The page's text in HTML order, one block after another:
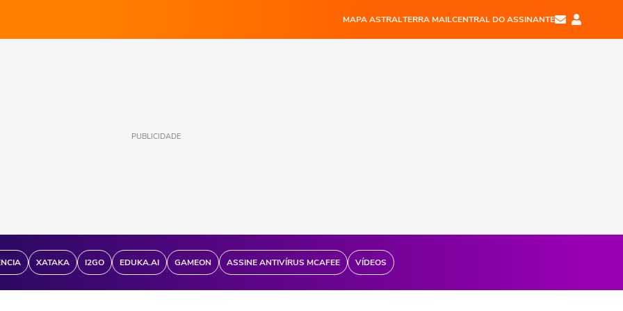
MAPA ASTRALTERRA MAILCENTRAL DO ASSINANTE
PUBLICIDADE
XATAKA I2GO EDUKA.AI GAMEON ASSINE ANTIVÍRUS MCAFEE VÍDEOS